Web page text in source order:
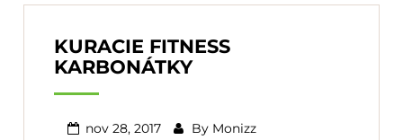
KURACIE FITNESS
KARBONÁTKY
nov 28, 2017 By Monizz